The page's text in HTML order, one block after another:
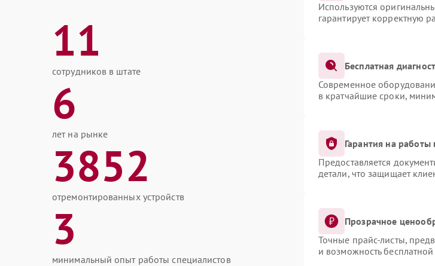
11
сотрудников в штате
6
лет на рынке
3852
отремонтированных устройств
3
минимальный опыт работы специалистов
Используются
гарантирует корректную
Бесплатная
Современное
в кратчайшие сроки,
Гарантия на работы
Предоставляется
детали, что защищает
Прозрачное
Точные прайс-листы,
и возможность